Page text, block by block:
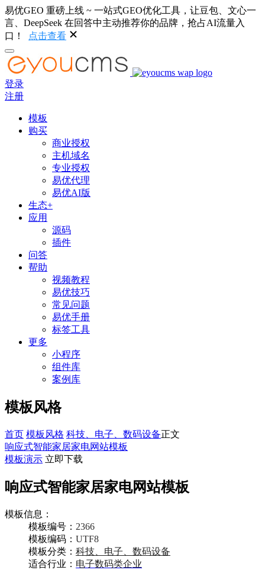
易优GEO 重磅上线 ~ 一站式GEO优化工具，让豆包、文心一
言、DeepSeek 在回答中主动推荐你的品牌，抢占AI流量入
口！
点击查看
登录
注册
模板
购买
商业授权
主机域名
专业授权
易优代理
易优AI版
生态+
应用
源码
插件
问答
帮助
视频教程
易优技巧
常见问题
易优手册
标签工具
更多
小程序
组件库
案例库
模板风格
首页 模板风格 科技、电子、数码设备正文
响应式智能家居家电网站模板
模板演示 立即下载
响应式智能家居家电网站模板
模板信息：
模板编号： 2366
模板编码： UTF8
模板分类： 科技、电子、数码设备
适合行业： 电子数码类企业